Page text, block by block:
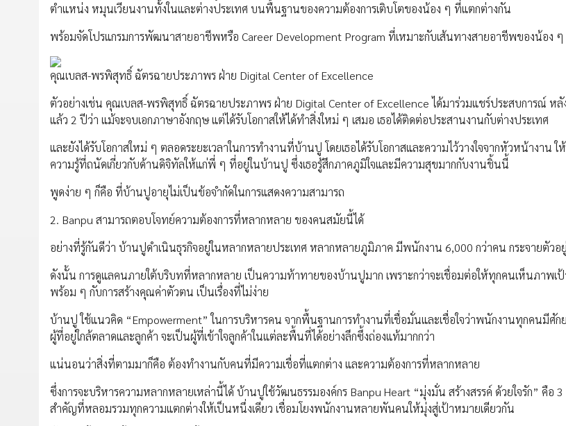
ตำแหน่ง หมุนเวียนงานทั้งในและต่างประเทศ บนพื้นฐานของความต้องการเติบโตของน้อง ๆ ที่แตกต่างกัน
พร้อมจัดโปรแกรมการพัฒนาสายอาชีพหรือ Career Development Program ที่เหมาะกับเส้นทางสายอาชีพของน้อง
คุณเบลส-พรพิสุทธิ์ ฉัตรฉายประภาพร ฝ่าย Digital Center of Excellence
ตัวอย่างเช่น คุณเบลส-พรพิสุทธิ์ ฉัตรฉายประภาพร ฝ่าย Digital Center of Excellence ได้มาร่วมแชร์ประสบการณ์ ห
แล้ว 2 ปีว่า แม้จะจบเอกภาษาอังกฤษ แต่ได้รับโอกาสให้ได้ทำสิ่งใหม่ ๆ เสมอ เธอได้ติดต่อประสานงานกับต่างประเทศ
และยังได้รับโอกาสใหม่ ๆ ตลอดระยะเวลาในการทำงานที่บ้านปู โดยเธอได้รับโอกาสและความไว้วางใจจากหัวหน้างาน
ความรู้ที่ถนัดเกี่ยวกับด้านดิจิทัลให้แก่พี่ ๆ ที่อยู่ในบ้านปู ซึ่งเธอรู้สึกภาคภูมิใจและมีความสุขมากกับงานชิ้นนี้
พูดง่าย ๆ ก็คือ ที่บ้านปูอายุไม่เป็นข้อจำกัดในการแสดงความสามารถ
2. Banpu สามารถตอบโจทย์ความต้องการที่หลากหลาย ของคนสมัยนี้ได้
อย่างที่รู้กันดีว่า บ้านปูดำเนินธุรกิจอยู่ในหลากหลายประเทศ หลากหลายภูมิภาค มีพนักงาน 6,000 กว่าคน กระจายตัวอ
ดังนั้น การดูแลคนภายใต้บริบทที่หลากหลาย เป็นความท้าทายของบ้านปูมาก เพราะกว่าจะเชื่อมต่อให้ทุกคนเห็นภาพเ
พร้อม ๆ กับการสร้างคุณค่าตัวตน เป็นเรื่องที่ไม่ง่าย
บ้านปู ใช้แนวคิด “Empowerment” ในการบริหารคน จากพื้นฐานการทำงานที่เชื่อมั่นและเชื่อใจว่าพนักงานทุกคนมีศัก
ผู้ที่อยู่ใกล้ตลาดและลูกค้า จะเป็นผู้ที่เข้าใจลูกค้าในแต่ละพื้นที่ได้อย่างลึกซึ้งถ่องแท้มากกว่า
แน่นอนว่าสิ่งที่ตามมาก็คือ ต้องทำงานกับคนที่มีความเชื่อที่แตกต่าง และความต้องการที่หลากหลาย
ซึ่งการจะบริหารความหลากหลายเหล่านี้ได้ บ้านปูใช้วัฒนธรรมองค์กร Banpu Heart “มุ่งมั่น สร้างสรรค์ ด้วยใจรัก” คือ
สำคัญที่หลอมรวมทุกความแตกต่างให้เป็นหนึ่งเดียว เชื่อมโยงพนักงานหลายพันคนให้มุ่งสู่เป้าหมายเดียวกัน